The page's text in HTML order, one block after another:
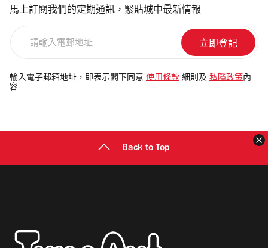
馬上訂閱我們的定期通訊，緊貼城中最新情報
電
郵
輸入電子郵箱地址，即表示閣下同意 使用條款 細則及 私隱政策 內
容
Back to Top